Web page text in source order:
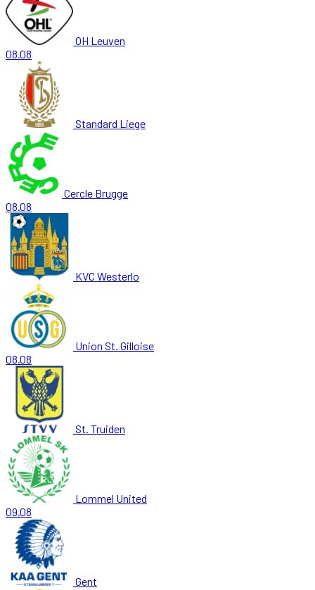
OH Leuven
08.08
Standard Liege
Cercle Brugge
08.08
KVC Westerlo
Union St. Gilloise
08.08
St. Truiden
Lommel United
09.08
Gent